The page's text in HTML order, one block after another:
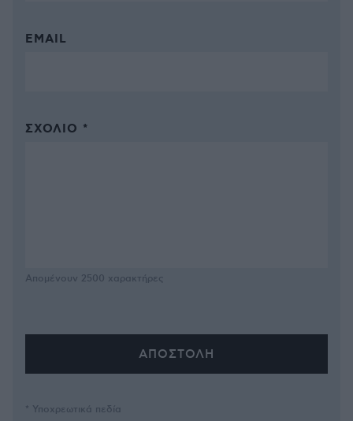
EMAIL
ΣΧΌΛΙΟ *
Απομένουν 2500 χαρακτήρες
* Υποχρεωτικά πεδία